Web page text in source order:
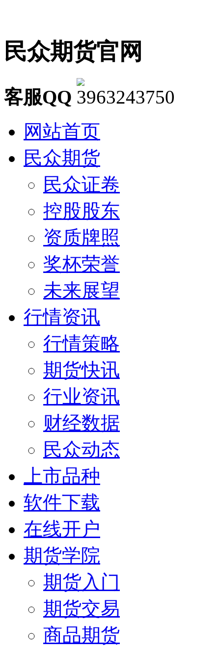
民众期货官网
客服QQ
网站首页
民众期货
民众证卷
控股股东
资质牌照
奖杯荣誉
未来展望
行情资讯
行情策略
期货快讯
行业资讯
财经数据
民众动态
上市品种
软件下载
在线开户
期货学院
期货入门
期货交易
商品期货